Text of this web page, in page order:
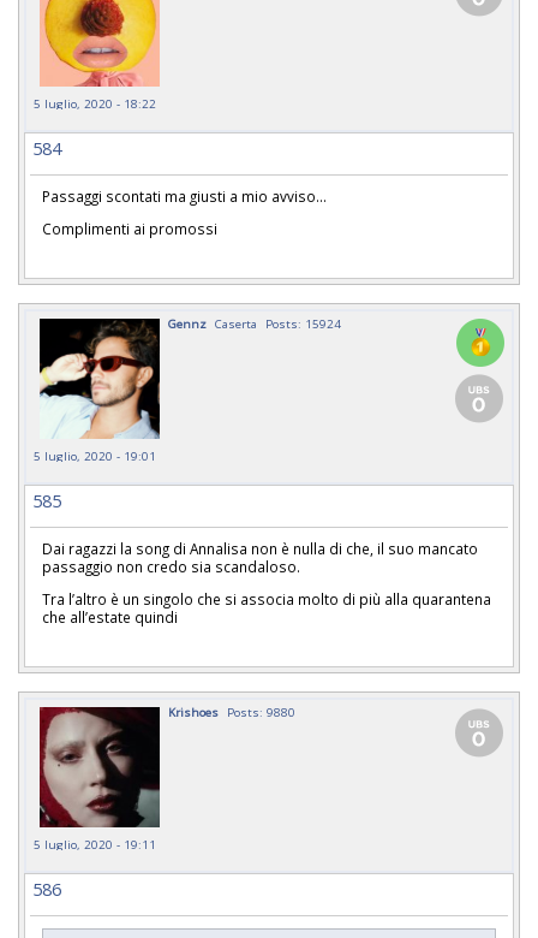
5 luglio, 2020 - 18:22
584
Passaggi scontati ma giusti a mio avviso...
Complimenti ai promossi
Gennz Caserta Posts: 15924
5 luglio, 2020 - 19:01
585
Dai ragazzi la song di Annalisa non è nulla di che, il suo mancato
passaggio non credo sia scandaloso.
Tra l’altro è un singolo che si associa molto di più alla quarantena
che all’estate quindi
Krishoes Posts: 9880
5 luglio, 2020 - 19:11
586